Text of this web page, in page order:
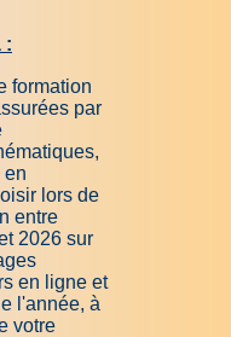
:
formation
par
en
lors de
entre
2026 sur
en ligne et
l'année, à
votre